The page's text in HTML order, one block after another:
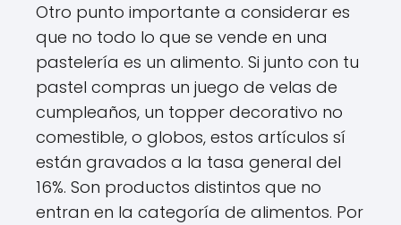
Otro punto importante a considerar es
que no todo lo que se vende en una
pastelería es un alimento. Si junto con tu
pastel compras un juego de velas de
cumpleaños, un topper decorativo no
comestible, o globos, estos artículos sí
están gravados a la tasa general del
16%. Son productos distintos que no
entran en la categoría de alimentos. Por